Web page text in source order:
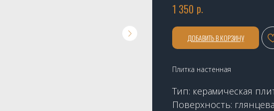
1 350 р.
ДОБАВИТЬ В КОРЗИНУ
Плитка настенная
Тип: керамическая
Поверхность: